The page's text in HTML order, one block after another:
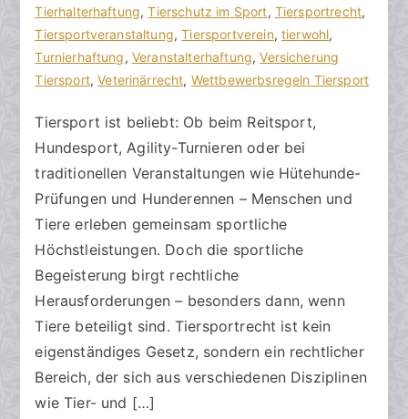
h
o
r
a
R
e
c
h
t
n
w
ä
l
t
e
t
r
a
g
e
r
ö
f
f
t
l
c
h
t
Tierhalterhaftung,Tierschutz im Sport, Tiersportrecht,
Tiersportveranstaltung,Tiersportverein, tierwohl,
Turnierhaftung, Veranstalterhaftung,Versicherung
Tiersport,Veterinärrecht, Wettbewerbsregeln Tiersport
n
e
K
o
m
e
n
t
a
zu
Tiersportrecht
–
Rechtliche
Rahmenbedingungen
bei
Tiersport ist beliebt: Ob beim Reitsport,
Hundesport, Agility-Turnieren oder bei
traditionellen Veranstaltungen wie Hütehunde-
Prüfungen und Hunderennen – Menschen und
Tiere erleben gemeinsam sportliche
Höchstleistungen. Doch die sportliche
Begeisterung birgt rechtliche
Herausforderungen – besonders dann, wenn
Tiere beteiligt sind. Tiersportrecht ist kein
eigenständiges Gesetz, sondern ein rechtlicher
Bereich, der sich aus verschiedenen Disziplinen
wie Tier- und […]